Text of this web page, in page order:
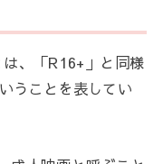
、「R16+」と同様
うことを表してい